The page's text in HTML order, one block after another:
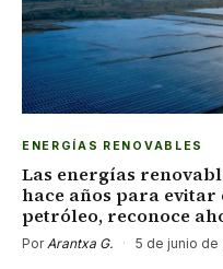
ENERGÍAS RENOVABLES
Las energías
hace años para evitar
petróleo, reconoce
Por Arantxa G. · 5 de junio de